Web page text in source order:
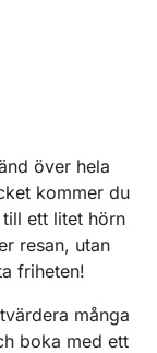
över hela
kommer du
ett litet hörn
resan, utan
friheten!
många
boka med ett